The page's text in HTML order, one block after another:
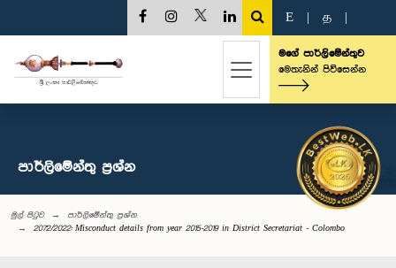
E த
මගේ පාර්ලිමේන්තුව
මෙතැනින් පිවිසෙන්න
පාර්ලි‌මේන්තු‌ ප්‍රශ්න
මුල් පිටුව
පාර්ලි‌මේන්තු‌ ප්‍රශ්න
2072/2022: Misconduct details from year 2015-2019 in District Secretariat - Colombo